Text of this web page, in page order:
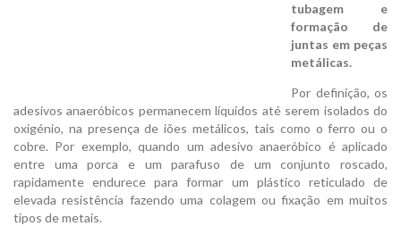
tubagem e
formação de
juntas em peças
metálicas.
Por definição, os
adesivos anaeróbicos permanecem líquidos até serem isolados do
oxigénio, na presença de iões metálicos, tais como o ferro ou o
cobre. Por exemplo, quando um adesivo anaeróbico é aplicado
entre uma porca e um parafuso de um conjunto roscado,
rapidamente endurece para formar um plástico reticulado de
elevada resistência fazendo uma colagem ou fixação em muitos
tipos de metais.